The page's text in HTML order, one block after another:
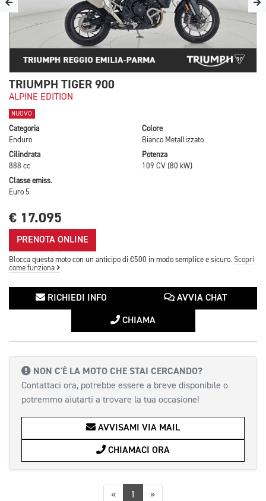
TRIUMPH TIGER 900
ALPINE EDITION
NUOVO
Categoria
Enduro
Colore
Bianco Metallizzato
Cilindrata
888 cc
Potenza
109 CV (80 kW)
Classe emiss.
Euro 5
€ 17.095
PRENOTA ONLINE
Blocca questa moto con un anticipo di €500 in modo semplice e sicuro. Scopri
come funziona
RICHIEDI INFO AVVIA CHAT
CHIAMA
NON C'È LA MOTO CHE STAI CERCANDO?
Contattaci ora, potrebbe essere a breve disponibile o
potremmo aiutarti a trovare la tua occasione!
AVVISAMI VIA MAIL
CHIAMACI ORA
«Precedente
1 »Successiva